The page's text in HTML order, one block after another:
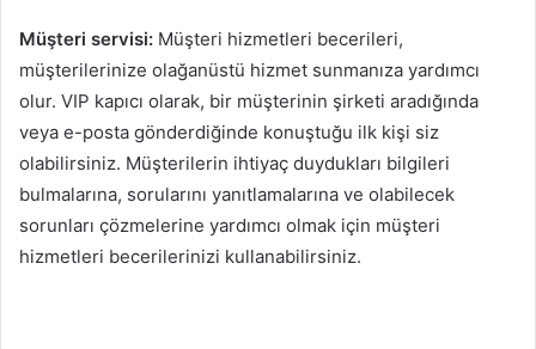
Müşteri servisi: Müşteri hizmetleri becerileri,
müşterilerinize olağanüstü hizmet sunmanıza yardımcı
olur. VIP kapıcı olarak, bir müşterinin şirketi aradığında
veya e-posta gönderdiğinde konuştuğu ilk kişi siz
olabilirsiniz. Müşterilerin ihtiyaç duydukları bilgileri
bulmalarına, sorularını yanıtlamalarına ve olabilecek
sorunları çözmelerine yardımcı olmak için müşteri
hizmetleri becerilerinizi kullanabilirsiniz.